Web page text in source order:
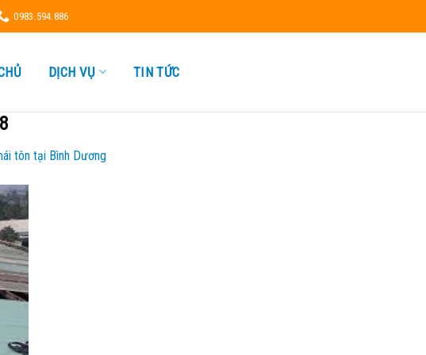
0983.594.886
DỊCH VỤ TIN TỨC
tôn tại Bình Dương